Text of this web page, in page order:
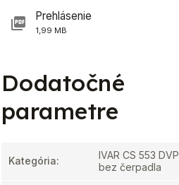
Prehlásenie
1,99 MB
Dodatočné
parametre
Kategória:
IVAR CS 553 DVP
bez čerpadla